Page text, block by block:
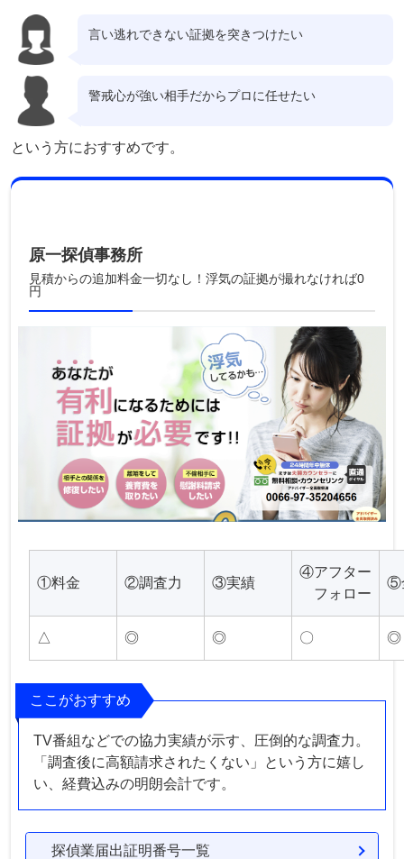
言い逃れできない証拠を突きつけたい
警戒心が強い相手だからプロに任せたい
という方におすすめです。
原一探偵事務所
見積からの追加料金一切なし！浮気の証拠が撮れなければ0
円
①料金 ②調査力 ③実績
④アフター
フォロー
⑤
△ ◎ ◎ 〇 ◎
ここがおすすめ
TV番組などでの協力実績が示す、圧倒的な調査力。
「調査後に高額請求されたくない」という方に嬉し
い、経費込みの明朗会計です。
探偵業届出証明番号一覧